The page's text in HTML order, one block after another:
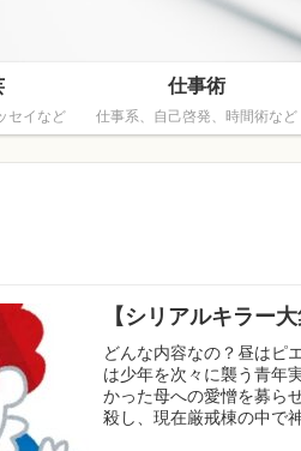
セイなど
仕事術
仕事系、自己啓発、時間術など
【シリアルキラー
どんな内容なの？昼はピ
は少年を次々に襲う青年
かった母への愛憎を募ら
殺し、現在厳戒棟の中で